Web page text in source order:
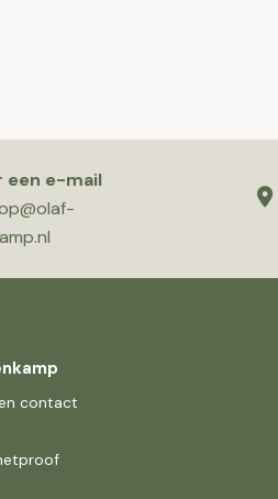
een e-mail
contact